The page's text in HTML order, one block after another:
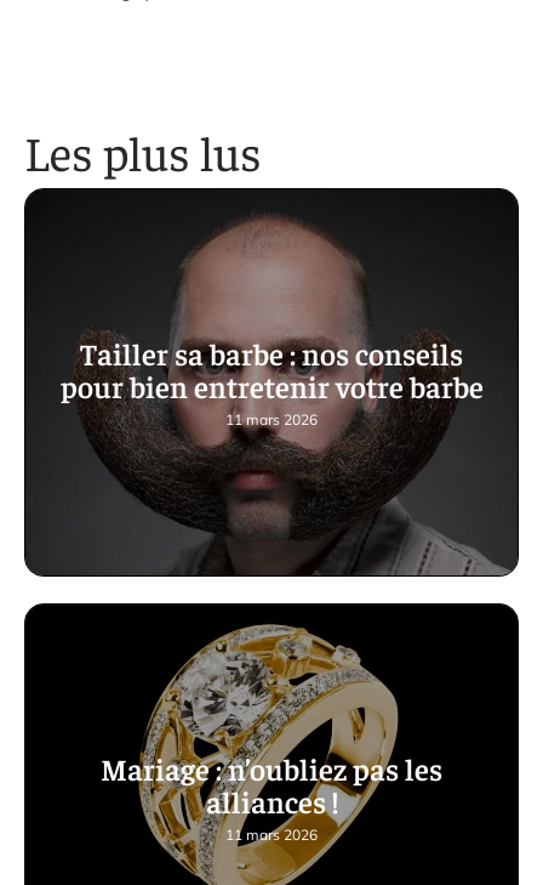
Les plus lus
Tailler sa barbe : nos conseils
pour bien entretenir votre barbe
11 mars 2026
Mariage : n’oubliez pas les
alliances !
11 mars 2026